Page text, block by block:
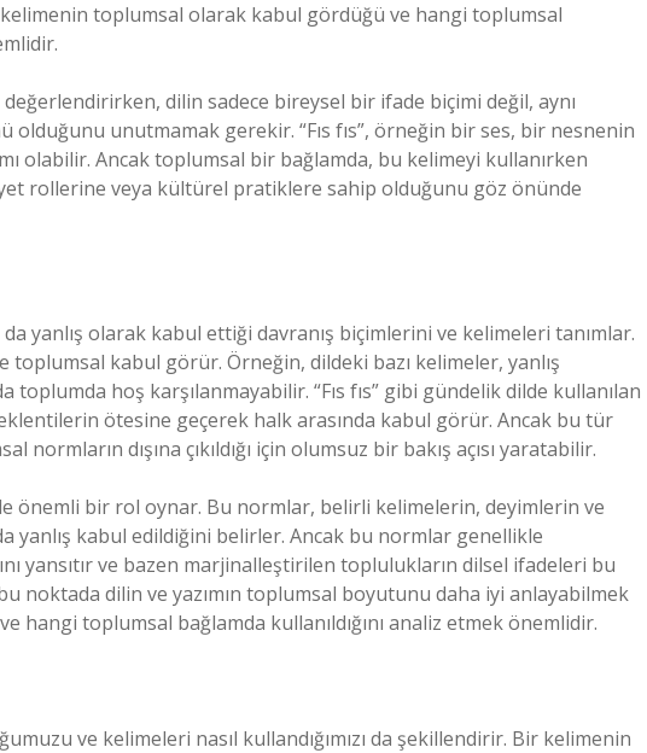
toplumsal olarak kabul gördüğü ve hangi toplumsal
değerlendirirken, dilin sadece bireysel bir ifade biçimi değil, aynı
unutmamak gerekir. “Fıs fıs”, örneğin bir ses, bir nesnenin
olabilir. Ancak toplumsal bir bağlamda, bu kelimeyi kullanırken
rollerine veya kültürel pratiklere sahip olduğunu göz önünde
yanlış olarak kabul ettiği davranış biçimlerini ve kelimeleri tanımlar.
kabul görür. Örneğin, dildeki bazı kelimeler, yanlış
toplumda hoş karşılanmayabilir. “Fıs fıs” gibi gündelik dilde kullanılan
ötesine geçerek halk arasında kabul görür. Ancak bu tür
normların dışına çıkıldığı için olumsuz bir bakış açısı yaratabilir.
önemli bir rol oynar. Bu normlar, belirli kelimelerin, deyimlerin ve
yanlış kabul edildiğini belirler. Ancak bu normlar genellikle
yansıtır ve bazen marjinalleştirilen toplulukların dilsel ifadeleri bu
noktada dilin ve yazımın toplumsal boyutunu daha iyi anlayabilmek
ve hangi toplumsal bağlamda kullanıldığını analiz etmek önemlidir.
ve kelimeleri nasıl kullandığımızı da şekillendirir. Bir kelimenin